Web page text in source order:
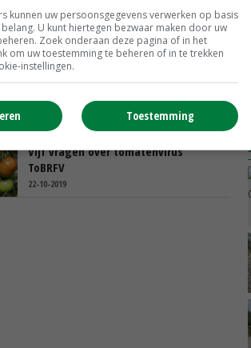
Vijf vragen over tomatenvirus
ToBRFV
22-10-2019
kunnen uw persoonsgegevens verwerken op basis
U kunt hiertegen bezwaar maken door uw
Zoek onderaan deze pagina of in het
om uw toestemming te beheren of in te trekken
instellingen.
Toestemming